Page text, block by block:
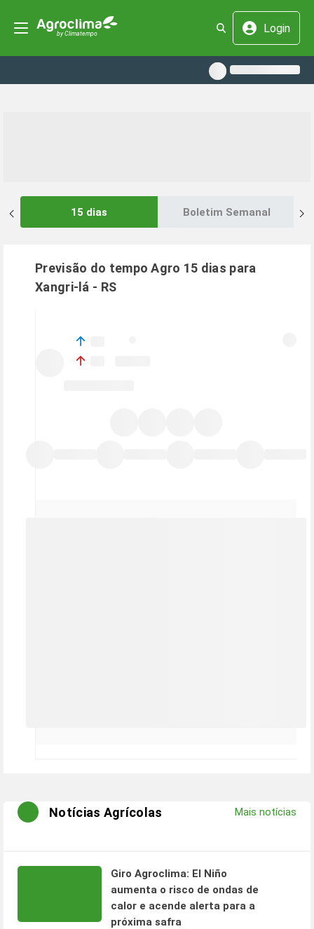
Login
15 dias Boletim Semanal
Previsão do tempo Agro 15 dias para
Xangri-lá - RS
Notícias Agrícolas Mais notícias
Giro Agroclima: El Niño
aumenta o risco de ondas de
calor e acende alerta para a
próxima safra